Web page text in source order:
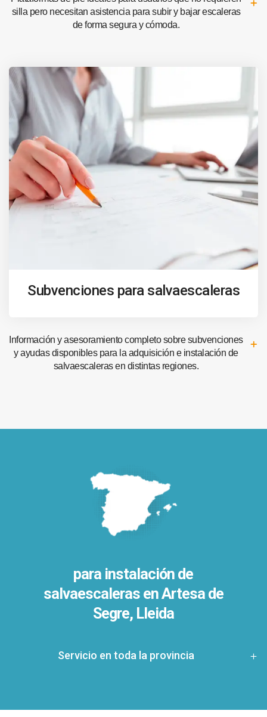
silla pero necesitan asistencia para subir y bajar escaleras
de forma segura y cómoda.
Subvenciones para salvaescaleras
Información y asesoramiento completo sobre subvenciones
y ayudas disponibles para la adquisición e instalación de
salvaescaleras en distintas regiones.
para instalación de
salvaescaleras enArtesa de
Segre, Lleida
Servicio en toda la provincia